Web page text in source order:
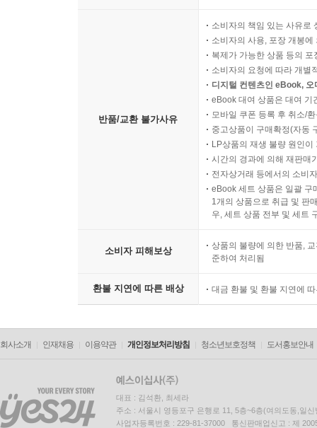
반품/교환 불가사유
소비자의 책임 있는 사유로
소비자의 사용, 포장 개봉
복제가 가능한 상품 등의
소비자의 요청에 따라 개별
디지털 컨텐츠인 eBook,
eBook 대여 상품은 대여 기
모바일 쿠폰 등록 후 취소/
중고상품이 구매확정(자동
LP상품의 재생 불량 원인
시간의 경과에 의해 재판매
전자상거래 등에서의 소비
eBook 세트 상품은 일괄 구
1개의 상품으로 취급 및 판
우, 세트 상품 전부 및 세트
소비자 피해보상
상품의 불량에 의한 반품,
준하여 처리됨
환불 지연에 따른 배상 대금 환불 및 환불 지연에
회사소개 인재채용 이용약관 개인정보처리방침 청소년보호정책 도서홍보안내
대표 : 김석환, 최세라
주소 : 서울시 영등포구 은행로 11, 5층~6층(여의도동,일신
사업자등록번호 : 229-81-37000 통신판매업신고 : 제